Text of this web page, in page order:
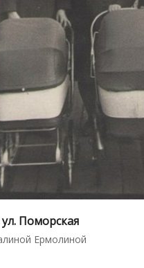
Поморская
Ермолиной